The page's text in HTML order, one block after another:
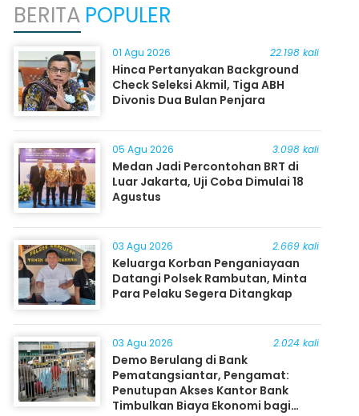
BERITA POPULER
01 Agu 2026 22.198 kali
Hinca Pertanyakan Background
Check Seleksi Akmil, Tiga ABH
Divonis Dua Bulan Penjara
05 Agu 2026 3.098 kali
Medan Jadi Percontohan BRT di
Luar Jakarta, Uji Coba Dimulai 18
Agustus
03 Agu 2026 2.669 kali
Keluarga Korban Penganiayaan
Datangi Polsek Rambutan, Minta
Para Pelaku Segera Ditangkap
03 Agu 2026 2.024 kali
Demo Berulang di Bank
Pematangsiantar, Pengamat:
Penutupan Akses Kantor Bank
Timbulkan Biaya Ekonomi bagi